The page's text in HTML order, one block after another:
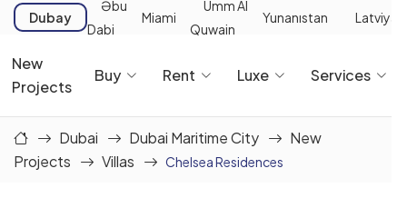
Dubay
Əbu
Dabi
Miami
Umm Al
Quwain
Yunanıstan Latviya
New
Projects
Buy Rent Luxe Services
Dubai Dubai Maritime City
New
Projects
Villas Chelsea Residences